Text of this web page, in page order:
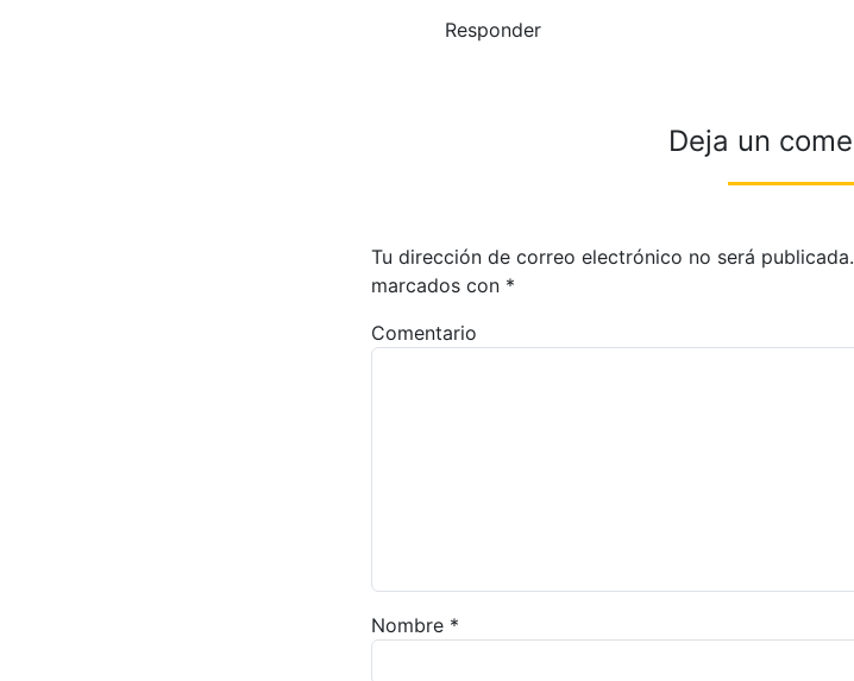
Responder
Deja un
Tu dirección de correo electrónico no será publicada.
marcados con *
Comentario
Nombre *